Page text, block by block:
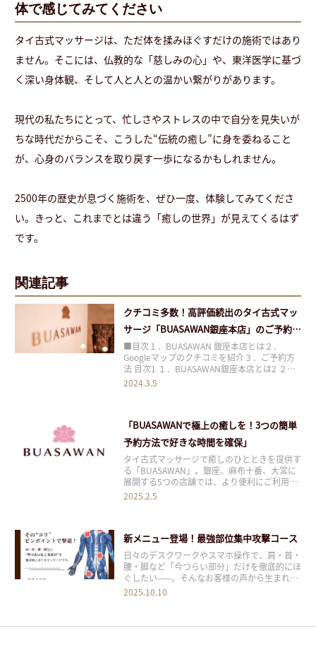
体で感じてみてください
タイ古式マッサージは、ただ体を揉みほぐすだけの施術ではあり
ません。そこには、仏教的な「慈しみの心」や、東洋医学に基づ
く深い身体観、そして人と人との温かい繋がりがあります。
現代の私たちにとって、忙しさやストレスの中で自分を見失いが
ちな時代だからこそ、こうした“伝統の癒し”に身を委ねること
が、心身のバランスを取り戻す一歩になるかもしれません。
2500年の歴史が息づく施術を、ぜひ一度、体験してみてくださ
い。きっと、これまでとは違う「癒しの世界」が見えてくるはず
です。
関連記事
クチコミ多数！高評価続出のタイ古式マッ
サージ「BUASAWAN銀座本店」のご予約方
法
■目次１．BUASAWAN 銀座本店とは２．
Googleマップのクチコミを紹介３．ご予約方
法 目次1 １．BUASAWAN銀座本店とは2 ２．
Googleマップのクチコミを紹介3 ３．ご予約
2024.3.5
「BUASAWANで極上の癒しを！3つの簡単
予約方法で好きな時間を確保」
タイ古式マッサージで癒しのひとときを提供す
る「BUASAWAN」。銀座、麻布十番、大宮に
展開する5つの店舗では、より便利にご利用い
ただけるよう、電話予約・LINE予約に加え、
2025.2.5
新メニュー登場！最強部位集中攻撃コース
日々のデスクワークやスマホ操作で、肩・首・
腰・脚など「今つらい部分」だけを徹底的にほ
ぐしたい——。そんなお客様の声から生まれ
た、BUASAWANの新メニュー「最強部位集中
2025.10.10